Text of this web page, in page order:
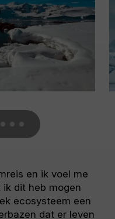
en ik voel me
dit heb mogen
ecosysteem een
dat er leven